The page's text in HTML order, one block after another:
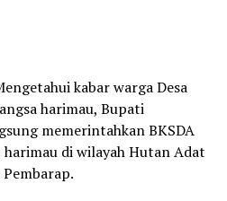
kabar warga Desa
harimau, Bupati
memerintahkan BKSDA
di wilayah Hutan Adat